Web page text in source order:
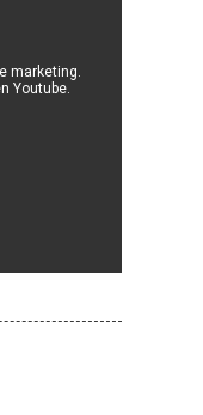
marketing.
Youtube.